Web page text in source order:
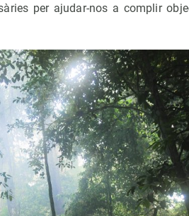
per ajudar-nos a complir